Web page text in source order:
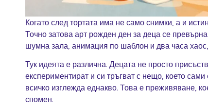
Когато след тортата има не само снимки, а и
Точно затова арт рожден ден за деца се
шумна зала, анимация по шаблон и два часа
Тук идеята е различна. Децата не просто
експериментират и си тръгват с нещо, което
всичко изглежда еднакво. Това е преживяване,
спомен.